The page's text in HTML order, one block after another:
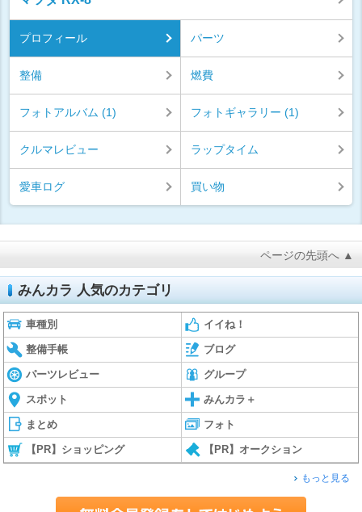
プロフィール パーツ
整備 燃費
フォトアルバム (1) フォトギャラリー (1)
クルマレビュー ラップタイム
愛車ログ 買い物
ページの先頭へ ▲
みんカラ 人気のカテゴリ
車種別 イイね！
整備手帳 ブログ
パーツレビュー グループ
スポット みんカラ＋
まとめ フォト
【PR】ショッピング 【PR】オークション
もっと見る